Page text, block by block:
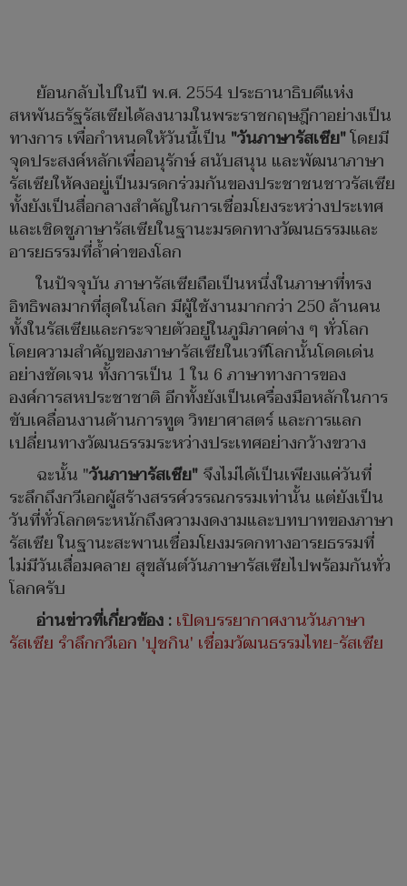
ย้อนกลับไปในปี พ.ศ. 2554 ประธานาธิบดีแห่ง
สหพันธรัฐรัสเซียได้ลงนามในพระราชกฤษฎีกาอย่างเป็น
ทางการ เพื่อกำหนดให้วันนี้เป็น "วันภาษารัสเซีย"โดยมี
จุดประสงค์หลักเพื่ออนุรักษ์ สนับสนุน และพัฒนาภาษา
รัสเซียให้คงอยู่เป็นมรดกร่วมกันของประชาชนชาวรัสเซีย
ทั้งยังเป็นสื่อกลางสำคัญในการเชื่อมโยงระหว่างประเทศ
และเชิดชูภาษารัสเซียในฐานะมรดกทางวัฒนธรรมและ
อารยธรรมที่ล้ำค่าของโลก
ในปัจจุบัน ภาษารัสเซียถือเป็นหนึ่งในภาษาที่ทรง
อิทธิพลมากที่สุดในโลก มีผู้ใช้งานมากกว่า 250 ล้านคน
ทั้งในรัสเซียและกระจายตัวอยู่ในภูมิภาคต่าง ๆ ทั่วโลก
โดยความสำคัญของภาษารัสเซียในเวทีโลกนั้นโดดเด่น
อย่างชัดเจน ทั้งการเป็น 1 ใน 6 ภาษาทางการของ
องค์การสหประชาชาติ อีกทั้งยังเป็นเครื่องมือหลักในการ
ขับเคลื่อนงานด้านการทูต วิทยาศาสตร์ และการแลก
เปลี่ยนทางวัฒนธรรมระหว่างประเทศอย่างกว้างขวาง
ฉะนั้น "วันภาษารัสเซีย"จึงไม่ได้เป็นเพียงแค่วันที่
ระลึกถึงกวีเอกผู้สร้างสรรค์วรรณกรรมเท่านั้น แต่ยังเป็น
วันที่ทั่วโลกตระหนักถึงความงดงามและบทบาทของภาษา
รัสเซีย ในฐานะสะพานเชื่อมโยงมรดกทางอารยธรรมที่
ไม่มีวันเสื่อมคลาย สุขสันต์วันภาษารัสเซียไปพร้อมกันทั่ว
โลกครับ
อ่านข่าวที่เกี่ยวข้อง :เปิดบรรยากาศงานวันภาษา
รัสเซีย รำลึกกวีเอก 'ปุชกิน' เชื่อมวัฒนธรรมไทย-รัสเซีย